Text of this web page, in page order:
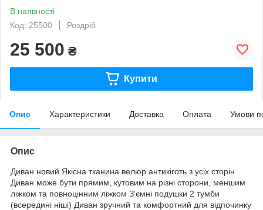
В наявності
Код: 25500
Роздріб
25 500 ₴
Купити
Опис Характеристики Доставка Оплата Умови
Опис
Диван новий Якісна тканина велюр антикіготь з усіх сторін
Диван може бути прямим, кутовим на різні сторони, меншим
ліжком та повноцінним ліжком З‘ємні подушки 2 тумби
(всередині ніші) Диван зручний та комфортний для відпочинку